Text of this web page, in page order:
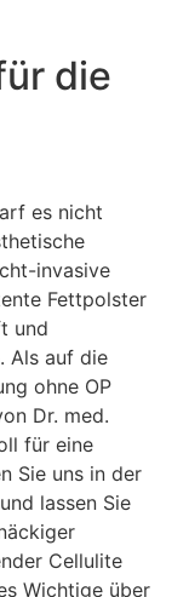
die
es nicht
invasive
Fettpolster
und
Als auf die
ohne OP
Dr. med.
für eine
Sie uns in der
lassen Sie
Cellulite
Wichtige über